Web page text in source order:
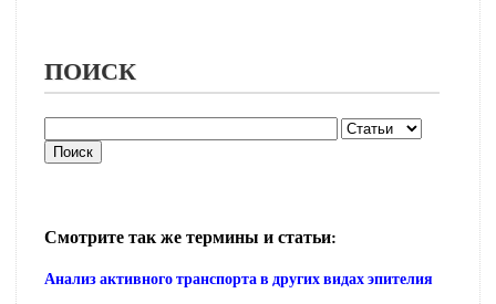
ПОИСК
Смотрите так же термины и статьи:
Анализ активного транспорта в других видах эпителия